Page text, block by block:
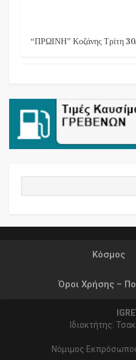
“ΠΡΩΙΝΗ” Κοζάνης Τρίτη
Κόσμος
Όροι Χρήσης –
Ιδιοκτήτης:
Νόμιμος